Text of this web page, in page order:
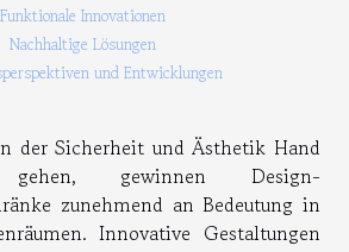
Funktionale Innovationen
Nachhaltige Lösungen
und Entwicklungen
der Sicherheit und Ästhetik Hand
gewinnen Design-
zunehmend an Bedeutung in
Innovative Gestaltungen